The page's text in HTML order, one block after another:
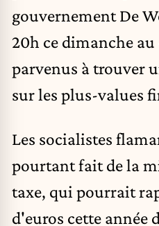
gouvernement De
20h ce dimanche au
parvenus à trouver
sur les plus-values
Les socialistes
pourtant fait de la
taxe, qui pourrait
d'euros cette année